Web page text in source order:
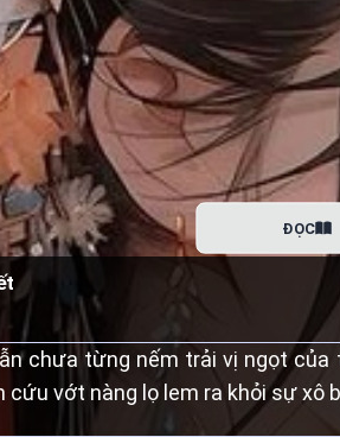
ĐỌC
chưa từng nếm trải vị ngọt
vớt nàng lọ lem ra khỏi sự xô